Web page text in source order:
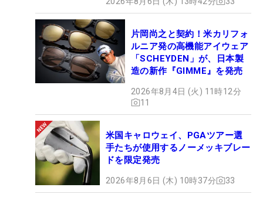
片岡尚之と契約！米カリフォ
ルニア発の高機能アイウェア
「SCHEYDEN」が、日本製
造の新作『GIMME』を発売
2026年8月4日 (火) 11時12分
11
米国キャロウェイ、PGAツアー選
手たちが使用するノーメッキブレー
ドを限定発売
2026年8月6日 (木) 10時37分 33